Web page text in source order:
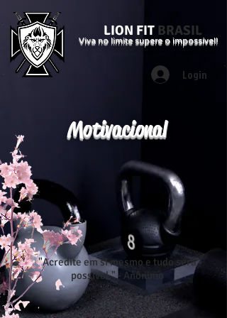
LION FIT BRASIL
Viva no limite supere o impossível!
Login
Motivacional
"Acredite em si mesmo e tudo será
possível." - Anônimo